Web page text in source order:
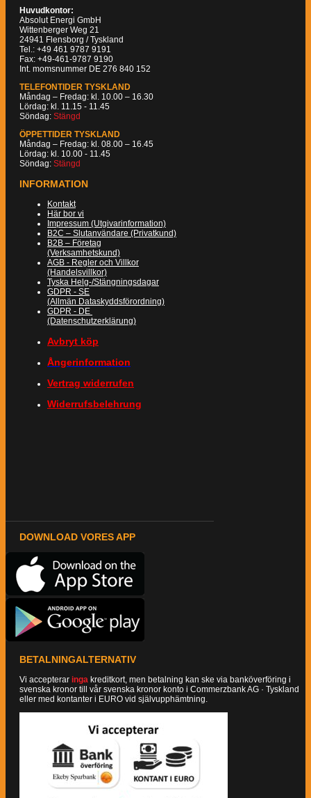
Huvudkontor:
Absolut Energi GmbH
Wittenberger Weg 21
24941 Flensborg / Tyskland
Tel.: +49 461 9787 9191
Fax: +49-461-9787 9190
Int. momsnummer DE 276 840 152
TELEFONTIDER TYSKLAND
Måndag – Fredag: kl. 10.00 – 16.30
Lördag: kl. 11.15 - 11.45
Söndag: Stängd
ÖPPETTIDER TYSKLAND
Måndag – Fredag: kl. 08.00 – 16.45
Lördag: kl. 10.00 - 11.45
Söndag: Stängd
INFORMATION
Kontakt
Här bor vi
Impressum (Utgivarinformation)
B2C – Slutanvändare (Privatkund)
B2B – Företag
(Verksamhetskund)
AGB - Regler och Villkor
(Handelsvillkor)
Tyska Helg-/Stängningsdagar
GDPR - SE
(Allmän Dataskyddsförordning)
GDPR - DE
(Datenschutzerklärung)
Avbryt köp
Ångerinformation
Vertrag widerrufen
Widerrufsbelehrung
DOWNLOAD VORES APP
BETALNINGALTERNATIV
Vi accepterar inga kreditkort, men betalning kan ske via banköverföring i
svenska kronor till vår svenska kronor konto i Commerzbank AG · Tyskland
eller med kontanter i EURO vid självupphämtning.